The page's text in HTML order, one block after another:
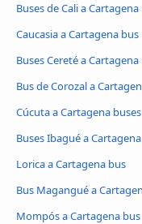
Buses de Cali a Cartagena
Caucasia a Cartagena bus
Buses Cereté a Cartagena
Bus de Corozal a
Cúcuta a Cartagena buses
Buses Ibagué a Cartagena
Lorica a Cartagena bus
Bus Magangué a
Mompós a Cartagena bus